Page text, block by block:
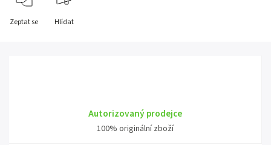
Zeptat se Hlídat
Autorizovaný prodejce
100% originální zboží